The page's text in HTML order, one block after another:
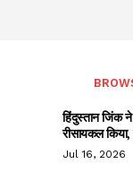
हिंदुस्तान जिंक
रीसायकल
Jul 16, 2026